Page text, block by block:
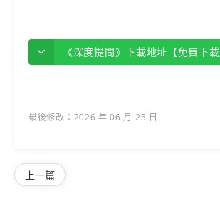
《深度提問》下載地址【免費下載
最後修改：2026 年 06 月 25 日
上一篇